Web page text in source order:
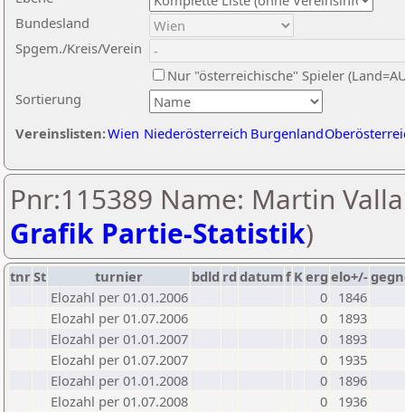
Sortierung
Bundesland
Spgem./Kreis/Verein
Nur "österreichische" Spieler
Vereinslisten:Wien Niederösterreich Burgenland
Pnr:115389 Name: Martin
Grafik Partie-Statistik)
tnrSt turnier bdld rd datumf Kerg elo+/-
Elozahl per 01.01.2006
0
1846
Elozahl per 01.07.2006
0
1893
Elozahl per 01.01.2007
0
1893
Elozahl per 01.07.2007
0
1935
Elozahl per 01.01.2008
0
1896
Elozahl per 01.07.2008
0
1936